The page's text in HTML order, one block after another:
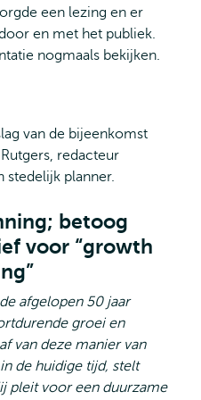
een lezing en er
en met het publiek.
nogmaals bekijken.
van de bijeenkomst
redacteur
stedelijk planner.
betoog
voor “growth
afgelopen 50 jaar
groei en
van deze manier van
de huidige tijd, stelt
pleit voor een duurzame